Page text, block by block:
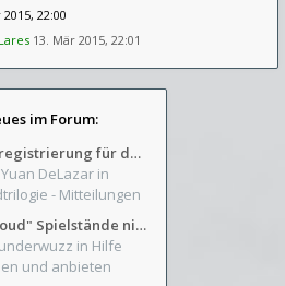
22:00
Lares 13. Mär 2015, 22:01
im Forum:
Benutzerregistrierung für das SchickHD-/SchweifHD-Forum gesperrt
DeLazar in
- Mitteilungen
"steam cloud" Spielstände nicht verfügbar
in Hilfe
und anbieten